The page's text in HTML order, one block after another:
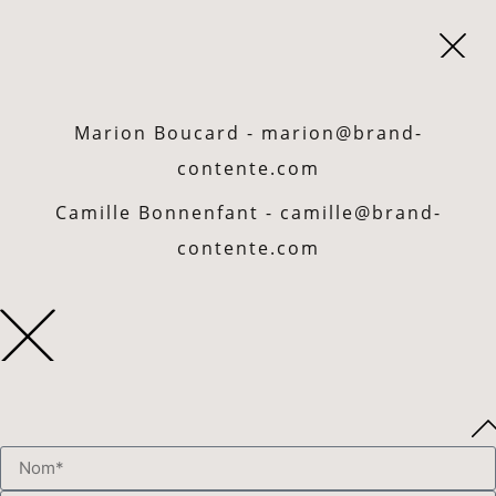
Marion Boucard - marion@brand-
contente.com
Camille Bonnenfant - camille@brand-
contente.com